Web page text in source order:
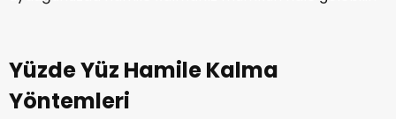
gerekebilir.
Yüzde Yüz Hamile Kalma